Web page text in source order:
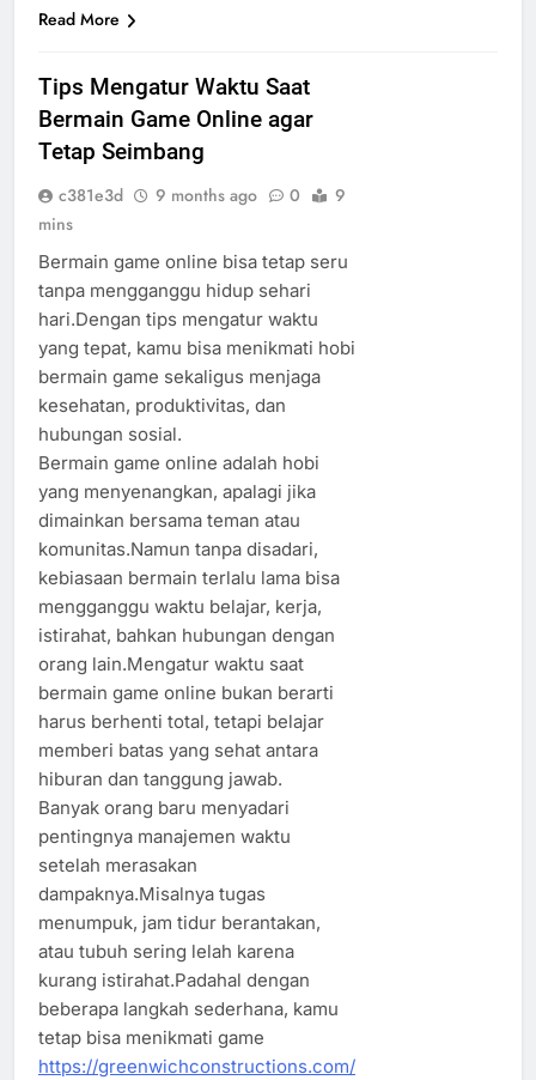
Read More
Tips Mengatur Waktu Saat
Bermain Game Online agar
Tetap Seimbang
c381e3d 9 months ago 0
9
mins
Bermain game online bisa tetap seru
tanpa mengganggu hidup sehari
hari.Dengan tips mengatur waktu
yang tepat, kamu bisa menikmati hobi
bermain game sekaligus menjaga
kesehatan, produktivitas, dan
hubungan sosial.
Bermain game online adalah hobi
yang menyenangkan, apalagi jika
dimainkan bersama teman atau
komunitas.Namun tanpa disadari,
kebiasaan bermain terlalu lama bisa
mengganggu waktu belajar, kerja,
istirahat, bahkan hubungan dengan
orang lain.Mengatur waktu saat
bermain game online bukan berarti
harus berhenti total, tetapi belajar
memberi batas yang sehat antara
hiburan dan tanggung jawab.
Banyak orang baru menyadari
pentingnya manajemen waktu
setelah merasakan
dampaknya.Misalnya tugas
menumpuk, jam tidur berantakan,
atau tubuh sering lelah karena
kurang istirahat.Padahal dengan
beberapa langkah sederhana, kamu
tetap bisa menikmati game
https://greenwichconstructions.com/